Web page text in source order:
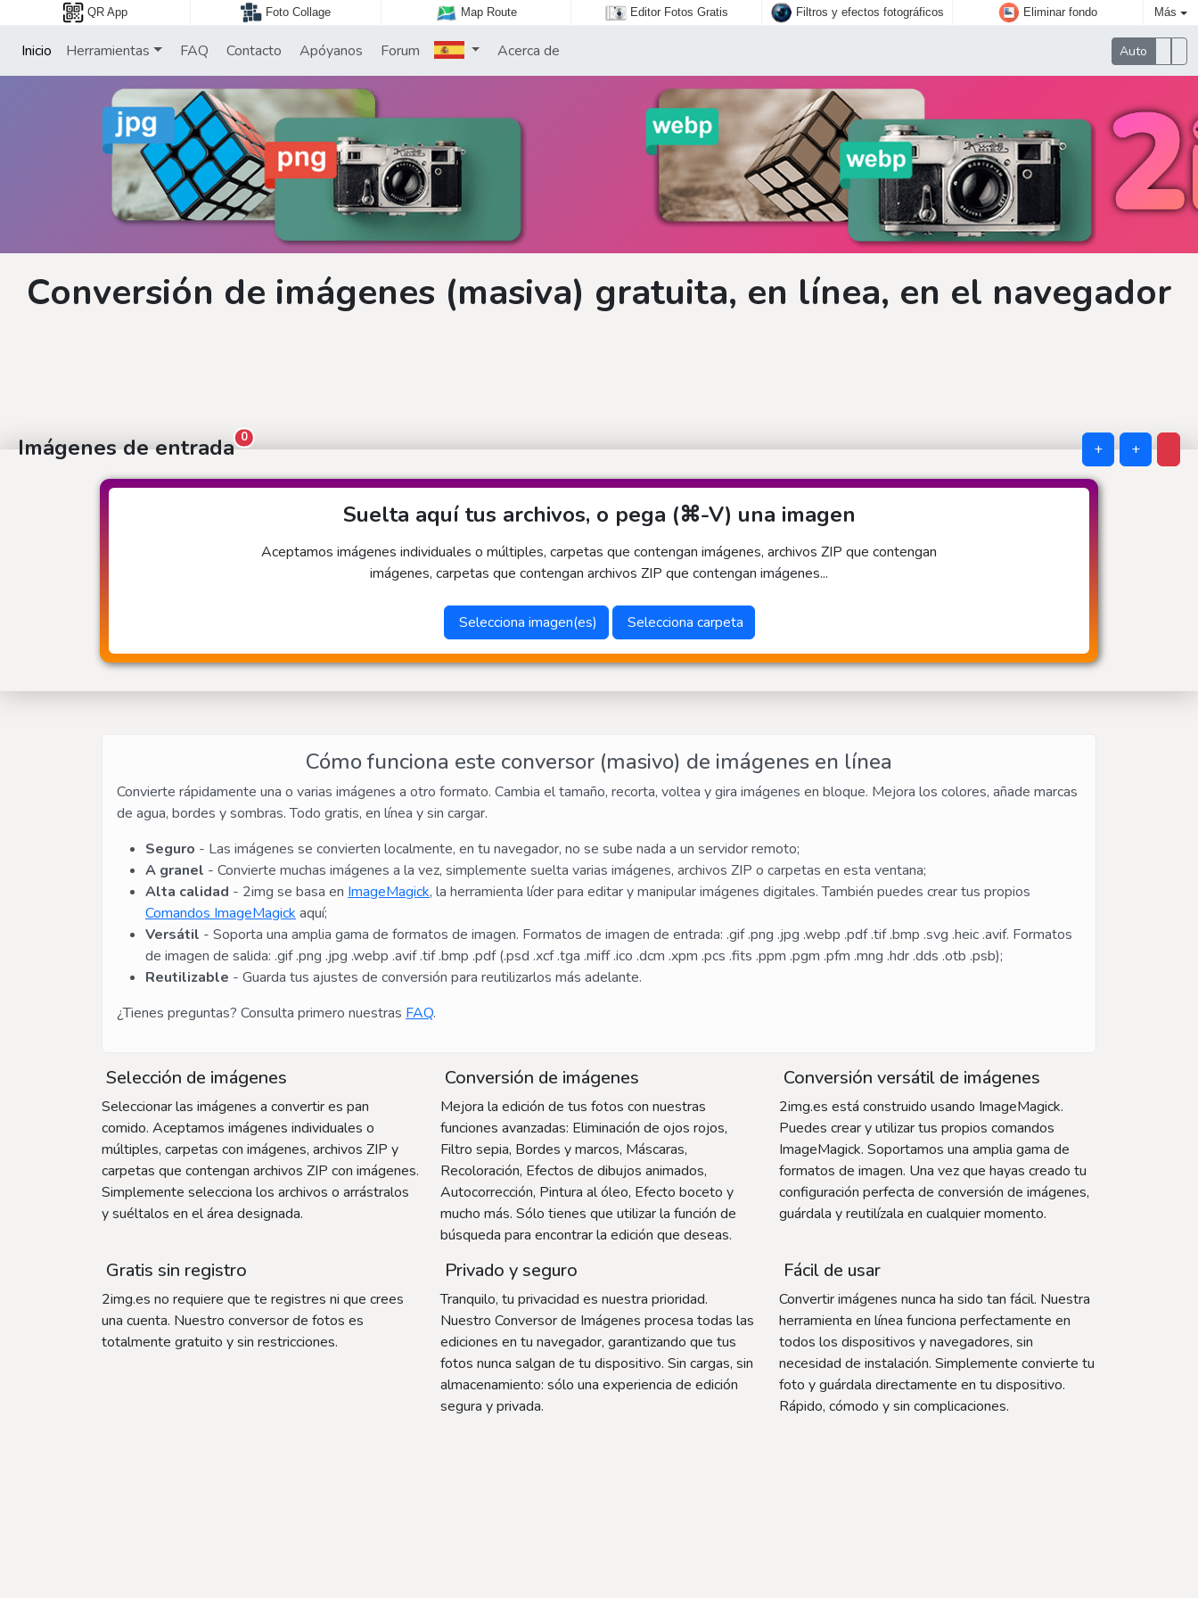
QR App Foto Collage Map Route Editor Fotos Gratis Filtros y efectos fotográficos Eliminar fondo Más
Inicio Herramientas FAQ Contacto Apóyanos Forum Acerca de Auto
Conversión de imágenes (masiva) gratuita, en línea, en el navegador
0
Imágenes de entrada + +
Suelta aquí tus archivos, o pega (⌘-V) una imagen
Aceptamos imágenes individuales o múltiples, carpetas que contengan imágenes, archivos ZIP que contengan
imágenes, carpetas que contengan archivos ZIP que contengan imágenes...
Selecciona imagen(es) Selecciona carpeta
Cómo funciona este conversor (masivo) de imágenes en línea
Convierte rápidamente una o varias imágenes a otro formato. Cambia el tamaño, recorta, voltea y gira imágenes en bloque. Mejora los colores, añade marcas
de agua, bordes y sombras. Todo gratis, en línea y sin cargar.
Seguro - Las imágenes se convierten localmente, en tu navegador, no se sube nada a un servidor remoto;
A granel - Convierte muchas imágenes a la vez, simplemente suelta varias imágenes, archivos ZIP o carpetas en esta ventana;
Alta calidad - 2img se basa en ImageMagick, la herramienta líder para editar y manipular imágenes digitales. También puedes crear tus propios
Comandos ImageMagick aquí;
Versátil - Soporta una amplia gama de formatos de imagen. Formatos de imagen de entrada: .gif .png .jpg .webp .pdf .tif .bmp .svg .heic .avif. Formatos
de imagen de salida: .gif .png .jpg .webp .avif .tif .bmp .pdf (.psd .xcf .tga .miff .ico .dcm .xpm .pcs .fits .ppm .pgm .pfm .mng .hdr .dds .otb .psb);
Reutilizable - Guarda tus ajustes de conversión para reutilizarlos más adelante.
¿Tienes preguntas? Consulta primero nuestras FAQ.
Selección de imágenes
Seleccionar las imágenes a convertir es pan
comido. Aceptamos imágenes individuales o
múltiples, carpetas con imágenes, archivos ZIP y
carpetas que contengan archivos ZIP con imágenes.
Simplemente selecciona los archivos o arrástralos
y suéltalos en el área designada.
Conversión de imágenes
Mejora la edición de tus fotos con nuestras
funciones avanzadas: Eliminación de ojos rojos,
Filtro sepia, Bordes y marcos, Máscaras,
Recoloración, Efectos de dibujos animados,
Autocorrección, Pintura al óleo, Efecto boceto y
mucho más. Sólo tienes que utilizar la función de
búsqueda para encontrar la edición que deseas.
Conversión versátil de imágenes
2img.es está construido usando ImageMagick.
Puedes crear y utilizar tus propios comandos
ImageMagick. Soportamos una amplia gama de
formatos de imagen. Una vez que hayas creado tu
configuración perfecta de conversión de imágenes,
guárdala y reutilízala en cualquier momento.
Gratis sin registro
2img.es no requiere que te registres ni que crees
una cuenta. Nuestro conversor de fotos es
totalmente gratuito y sin restricciones.
Privado y seguro
Tranquilo, tu privacidad es nuestra prioridad.
Nuestro Conversor de Imágenes procesa todas las
ediciones en tu navegador, garantizando que tus
fotos nunca salgan de tu dispositivo. Sin cargas, sin
almacenamiento: sólo una experiencia de edición
segura y privada.
Fácil de usar
Convertir imágenes nunca ha sido tan fácil. Nuestra
herramienta en línea funciona perfectamente en
todos los dispositivos y navegadores, sin
necesidad de instalación. Simplemente convierte tu
foto y guárdala directamente en tu dispositivo.
Rápido, cómodo y sin complicaciones.